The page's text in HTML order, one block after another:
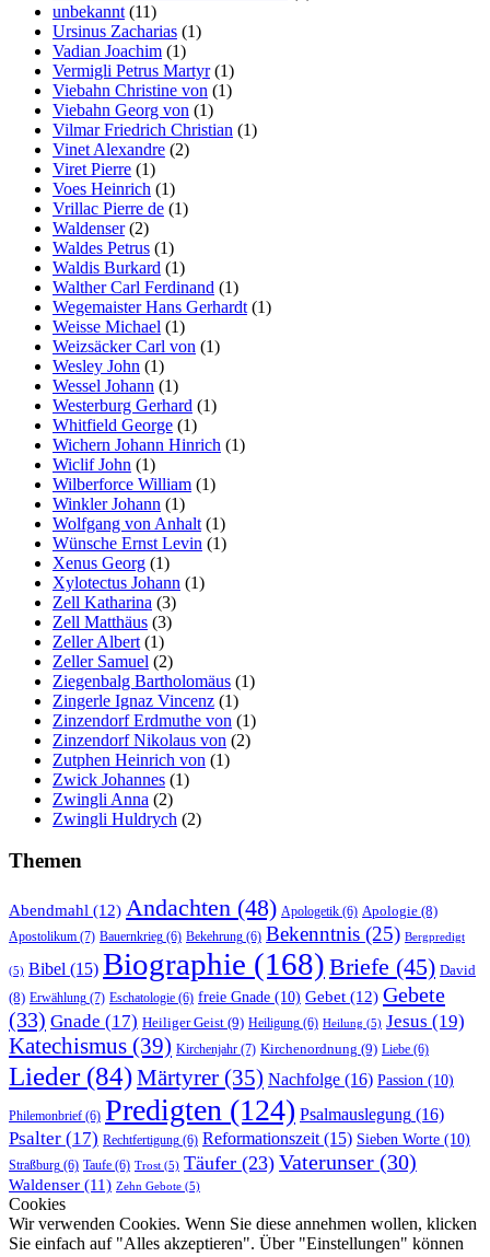
unbekannt (11)
Ursinus Zacharias (1)
Vadian Joachim (1)
Vermigli Petrus Martyr(1)
Viebahn Christine von (1)
Viebahn Georg von (1)
Vilmar Friedrich Christian (1)
Vinet Alexandre (2)
Viret Pierre (1)
Voes Heinrich (1)
Vrillac Pierre de (1)
Waldenser(2)
Waldes Petrus (1)
Waldis Burkard (1)
Walther Carl Ferdinand (1)
Wegemaister Hans Gerhardt (1)
Weisse Michael (1)
Weizsäcker Carl von (1)
Wesley John (1)
Wessel Johann (1)
Westerburg Gerhard (1)
Whitfield George (1)
Wichern Johann Hinrich (1)
Wiclif John (1)
Wilberforce William (1)
Winkler Johann (1)
Wolfgang von Anhalt (1)
Wünsche Ernst Levin (1)
Xenus Georg (1)
Xylotectus Johann (1)
Zell Katharina (3)
Zell Matthäus (3)
Zeller Albert (1)
Zeller Samuel (2)
Ziegenbalg Bartholomäus (1)
Zingerle Ignaz Vincenz (1)
Zinzendorf Erdmuthe von (1)
Zinzendorf Nikolaus von (2)
Zutphen Heinrich von (1)
Zwick Johannes (1)
Zwingli Anna (2)
Zwingli Huldrych (2)
Themen
Abendmahl (12) Andachten (48) Apologetik (6) Apologie (8)
Apostolikum (7) Bauernkrieg (6) Bekehrung (6) Bekenntnis (25) Bergpredigt
(5) Bibel (15) Biographie (168) Briefe (45) David
(8) Erwählung (7) Eschatologie (6) freie Gnade (10) Gebet (12) Gebete
(33) Gnade (17) Heiliger Geist (9) Heiligung (6) Heilung (5) Jesus (19)
Katechismus (39) Kirchenjahr (7) Kirchenordnung (9) Liebe (6)
Lieder(84)Märtyrer (35) Nachfolge (16) Passion (10)
Philemonbrief (6) Predigten (124) Psalmauslegung (16)
Psalter (17) Rechtfertigung (6) Reformationszeit (15) Sieben Worte (10)
Straßburg (6) Taufe (6) Trost (5) Täufer (23) Vaterunser (30)
Waldenser (11) Zehn Gebote (5)
Cookies
Wir verwenden Cookies. Wenn Sie diese annehmen wollen, klicken
Sie einfach auf "Alles akzeptieren". Über "Einstellungen" können